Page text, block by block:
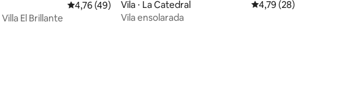
5, 333 avaliações
4,76 de uma avaliação média de 5, 49 avaliações
4,76 (49)
El Brillante
Vila ⋅ La Catedral 4,79 de uma
4,79 (28)
Vila ensolarada